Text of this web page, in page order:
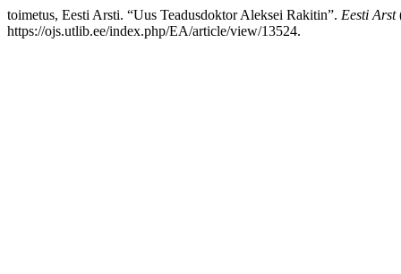
toimetus, Eesti Arsti. “Uus Teadusdoktor Aleksei Rakitin”. Eesti Arst
https://ojs.utlib.ee/index.php/EA/article/view/13524.